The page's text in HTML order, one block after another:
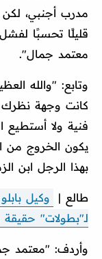
مدرب أجنبي، لكن
قليلًا تحسبًا
معتمد جمال".
وتابع: "والله
كانت وجهة نظرك
فنية ولا أستطيع
يكون الخروج من
بهذا الرجل ابن
طالع |
وكيل
لـ"بطولات"
وأردف: "معتمد